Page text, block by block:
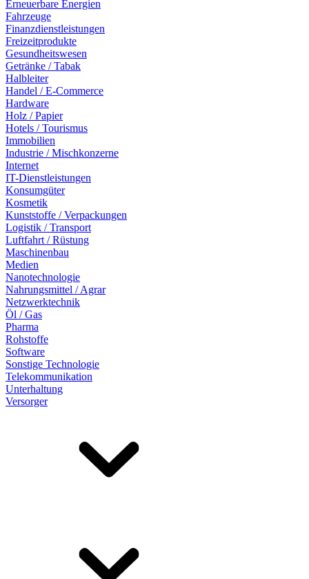
Erneuerbare Energien
Fahrzeuge
Finanzdienstleistungen
Freizeitprodukte
Gesundheitswesen
Getränke / Tabak
Halbleiter
Handel / E-Commerce
Hardware
Holz / Papier
Hotels / Tourismus
Immobilien
Industrie / Mischkonzerne
Internet
IT-Dienstleistungen
Konsumgüter
Kosmetik
Kunststoffe / Verpackungen
Logistik / Transport
Luftfahrt / Rüstung
Maschinenbau
Medien
Nanotechnologie
Nahrungsmittel / Agrar
Netzwerktechnik
Öl / Gas
Pharma
Rohstoffe
Software
Sonstige Technologie
Telekommunikation
Unterhaltung
Versorger